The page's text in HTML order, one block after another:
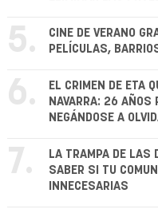
5.
CINE DE VERANO
PELÍCULAS,
6.
EL CRIMEN DE ETA
NAVARRA: 26 AÑOS
NEGÁNDOSE A
7.
LA TRAMPA DE LAS
SABER SI TU
INNECESARIAS